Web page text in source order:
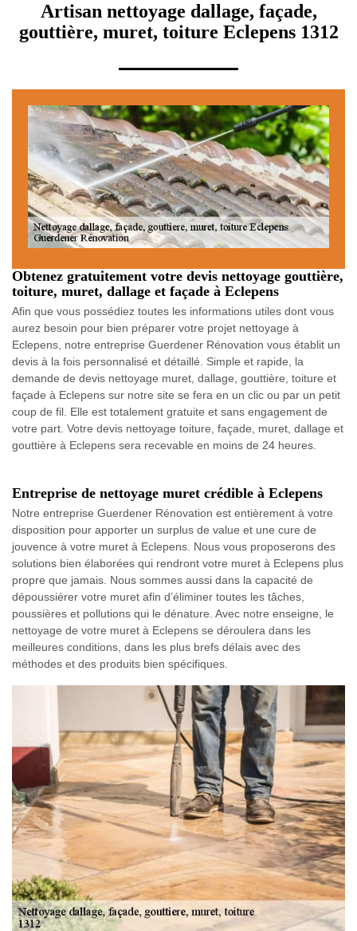
Artisan nettoyage dallage, façade,
gouttière, muret, toiture Eclepens 1312
Obtenez gratuitement votre devis nettoyage gouttière,
toiture, muret, dallage et façade à Eclepens
Afin que vous possédiez toutes les informations utiles dont vous
aurez besoin pour bien préparer votre projet nettoyage à
Eclepens, notre entreprise Guerdener Rénovation vous établit un
devis à la fois personnalisé et détaillé. Simple et rapide, la
demande de devis nettoyage muret, dallage, gouttière, toiture et
façade à Eclepens sur notre site se fera en un clic ou par un petit
coup de fil. Elle est totalement gratuite et sans engagement de
votre part. Votre devis nettoyage toiture, façade, muret, dallage et
gouttière à Eclepens sera recevable en moins de 24 heures.
Entreprise de nettoyage muret crédible à Eclepens
Notre entreprise Guerdener Rénovation est entièrement à votre
disposition pour apporter un surplus de value et une cure de
jouvence à votre muret à Eclepens. Nous vous proposerons des
solutions bien élaborées qui rendront votre muret à Eclepens plus
propre que jamais. Nous sommes aussi dans la capacité de
dépoussiérer votre muret afin d’éliminer toutes les tâches,
poussières et pollutions qui le dénature. Avec notre enseigne, le
nettoyage de votre muret à Eclepens se déroulera dans les
meilleures conditions, dans les plus brefs délais avec des
méthodes et des produits bien spécifiques.